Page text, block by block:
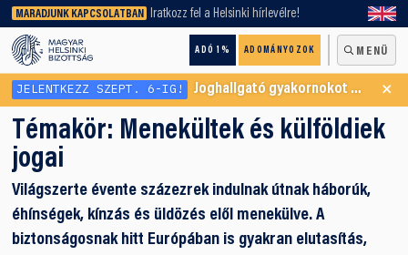
MARADJUNK KAPCSOLATBAN Iratkozz fel a Helsinki hírlevélre!
ADÓ 1% ADOMÁNYOZOK MENÜ
keresőnket!
JELENTKEZZ SZEPT. 6-IG! Joghallgató gyakornokot keresünk Menekültügyi Programunkba ×
Témakör: Menekültek és külföldiek
jogai
Világszerte évente százezrek indulnak útnak háborúk,
éhínségek, kínzás és üldözés elől menekülve. A
biztonságosnak hitt Európában is gyakran elutasítás,